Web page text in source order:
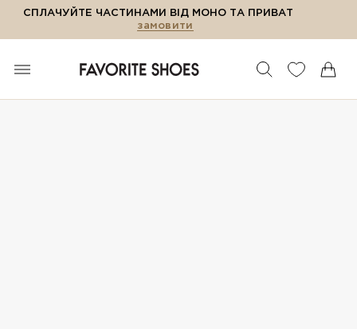
СПЛАЧУЙТЕ ЧАСТИНАМИ ВІД МОНО ТА ПРИВАТ
замовити